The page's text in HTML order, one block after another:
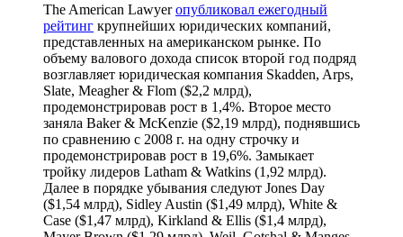
The American Lawyerопубликовал ежегодный
рейтинг крупнейших юридических компаний,
представленных на американском рынке. По
объему валового дохода список второй год подряд
возглавляет юридическая компания Skadden, Arps,
Slate, Meagher & Flom ($2,2 млрд),
продемонстрировав рост в 1,4%. Второе место
заняла Baker & McKenzie ($2,19 млрд), поднявшись
по сравнению с 2008 г. на одну строчку и
продемонстрировав рост в 19,6%. Замыкает
тройку лидеров Latham & Watkins (1,92 млрд).
Далее в порядке убывания следуют Jones Day
($1,54 млрд), Sidley Austin ($1,49 млрд), White &
Case ($1,47 млрд), Kirkland & Ellis ($1,4 млрд),